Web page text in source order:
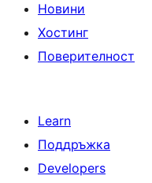
Новини
Хостинг
Поверителност
Learn
Поддръжка
Developers